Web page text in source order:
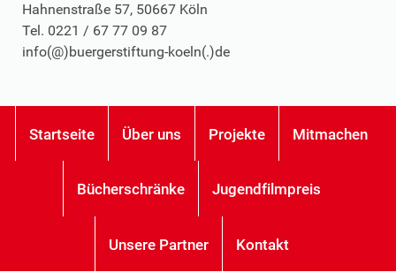
Hahnenstraße 57, 50667 Köln
Tel. 0221 / 67 77 09 87
info(@)buergerstiftung-koeln(.)de
Startseite Über uns Projekte Mitmachen
Bücherschränke Jugendfilmpreis
Unsere Partner Kontakt